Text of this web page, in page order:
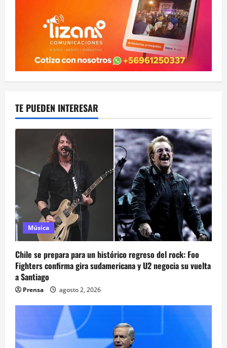
TE PUEDEN INTERESAR
Música
Chile se prepara para un histórico regreso del rock: Foo
Fighters confirma gira sudamericana y U2 negocia su vuelta
a Santiago
Prensa agosto 2, 2026